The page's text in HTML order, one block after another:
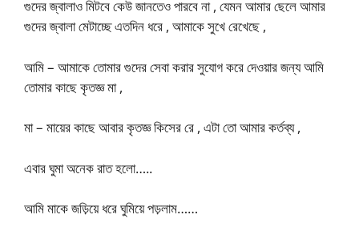
গুদের জ্বালাও মিটবে কেউ জানতেও পারবে না , যেমন আমার ছেলে আমার
গুদের জ্বালা মেটাচ্ছে এতদিন ধরে , আমাকে সুখে রেখেছে ,
আমি – আমাকে তোমার গুদের সেবা করার সুযোগ করে দেওয়ার জন্য আমি
তোমার কাছে কৃতজ্ঞ মা ,
মা – মায়ের কাছে আবার কৃতজ্ঞ কিসের রে , এটা তো আমার কর্তব্য ,
এবার ঘুমা অনেক রাত হলো…..
আমি মাকে জড়িয়ে ধরে ঘুমিয়ে পড়লাম……